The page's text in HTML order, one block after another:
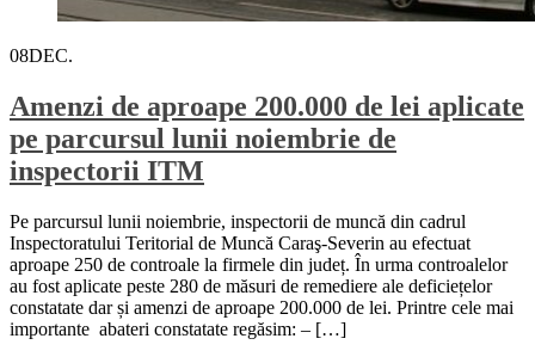
08DEC.
Amenzi de aproape 200.000 de lei aplicate
pe parcursul lunii noiembrie de
inspectorii ITM
Pe parcursul lunii noiembrie, inspectorii de muncă din cadrul
Inspectoratului Teritorial de Muncă Caraş-Severin au efectuat
aproape 250 de controale la firmele din județ. În urma controalelor
au fost aplicate peste 280 de măsuri de remediere ale deficiețelor
constatate dar și amenzi de aproape 200.000 de lei. Printre cele mai
importante abateri constatate regăsim: – […]